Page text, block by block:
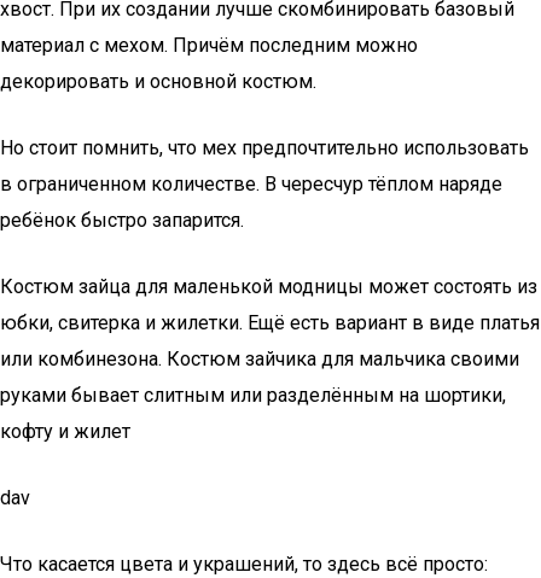
хвост. При их создании лучше скомбинировать базовый
материал с мехом. Причём последним можно
декорировать и основной костюм.
Но стоит помнить, что мех предпочтительно использовать
в ограниченном количестве. В чересчур тёплом наряде
ребёнок быстро запарится.
Костюм зайца для маленькой модницы может состоять из
юбки, свитерка и жилетки. Ещё есть вариант в виде платья
или комбинезона. Костюм зайчика для мальчика своими
руками бывает слитным или разделённым на шортики,
кофту и жилет
dav
Что касается цвета и украшений, то здесь всё просто: